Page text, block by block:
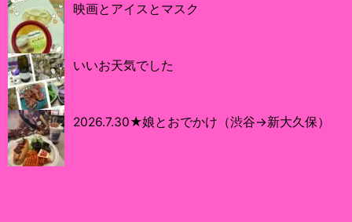
映画とアイスとマスク
いいお天気でした
2026.7.30★娘とおでかけ（渋谷→新大久保）